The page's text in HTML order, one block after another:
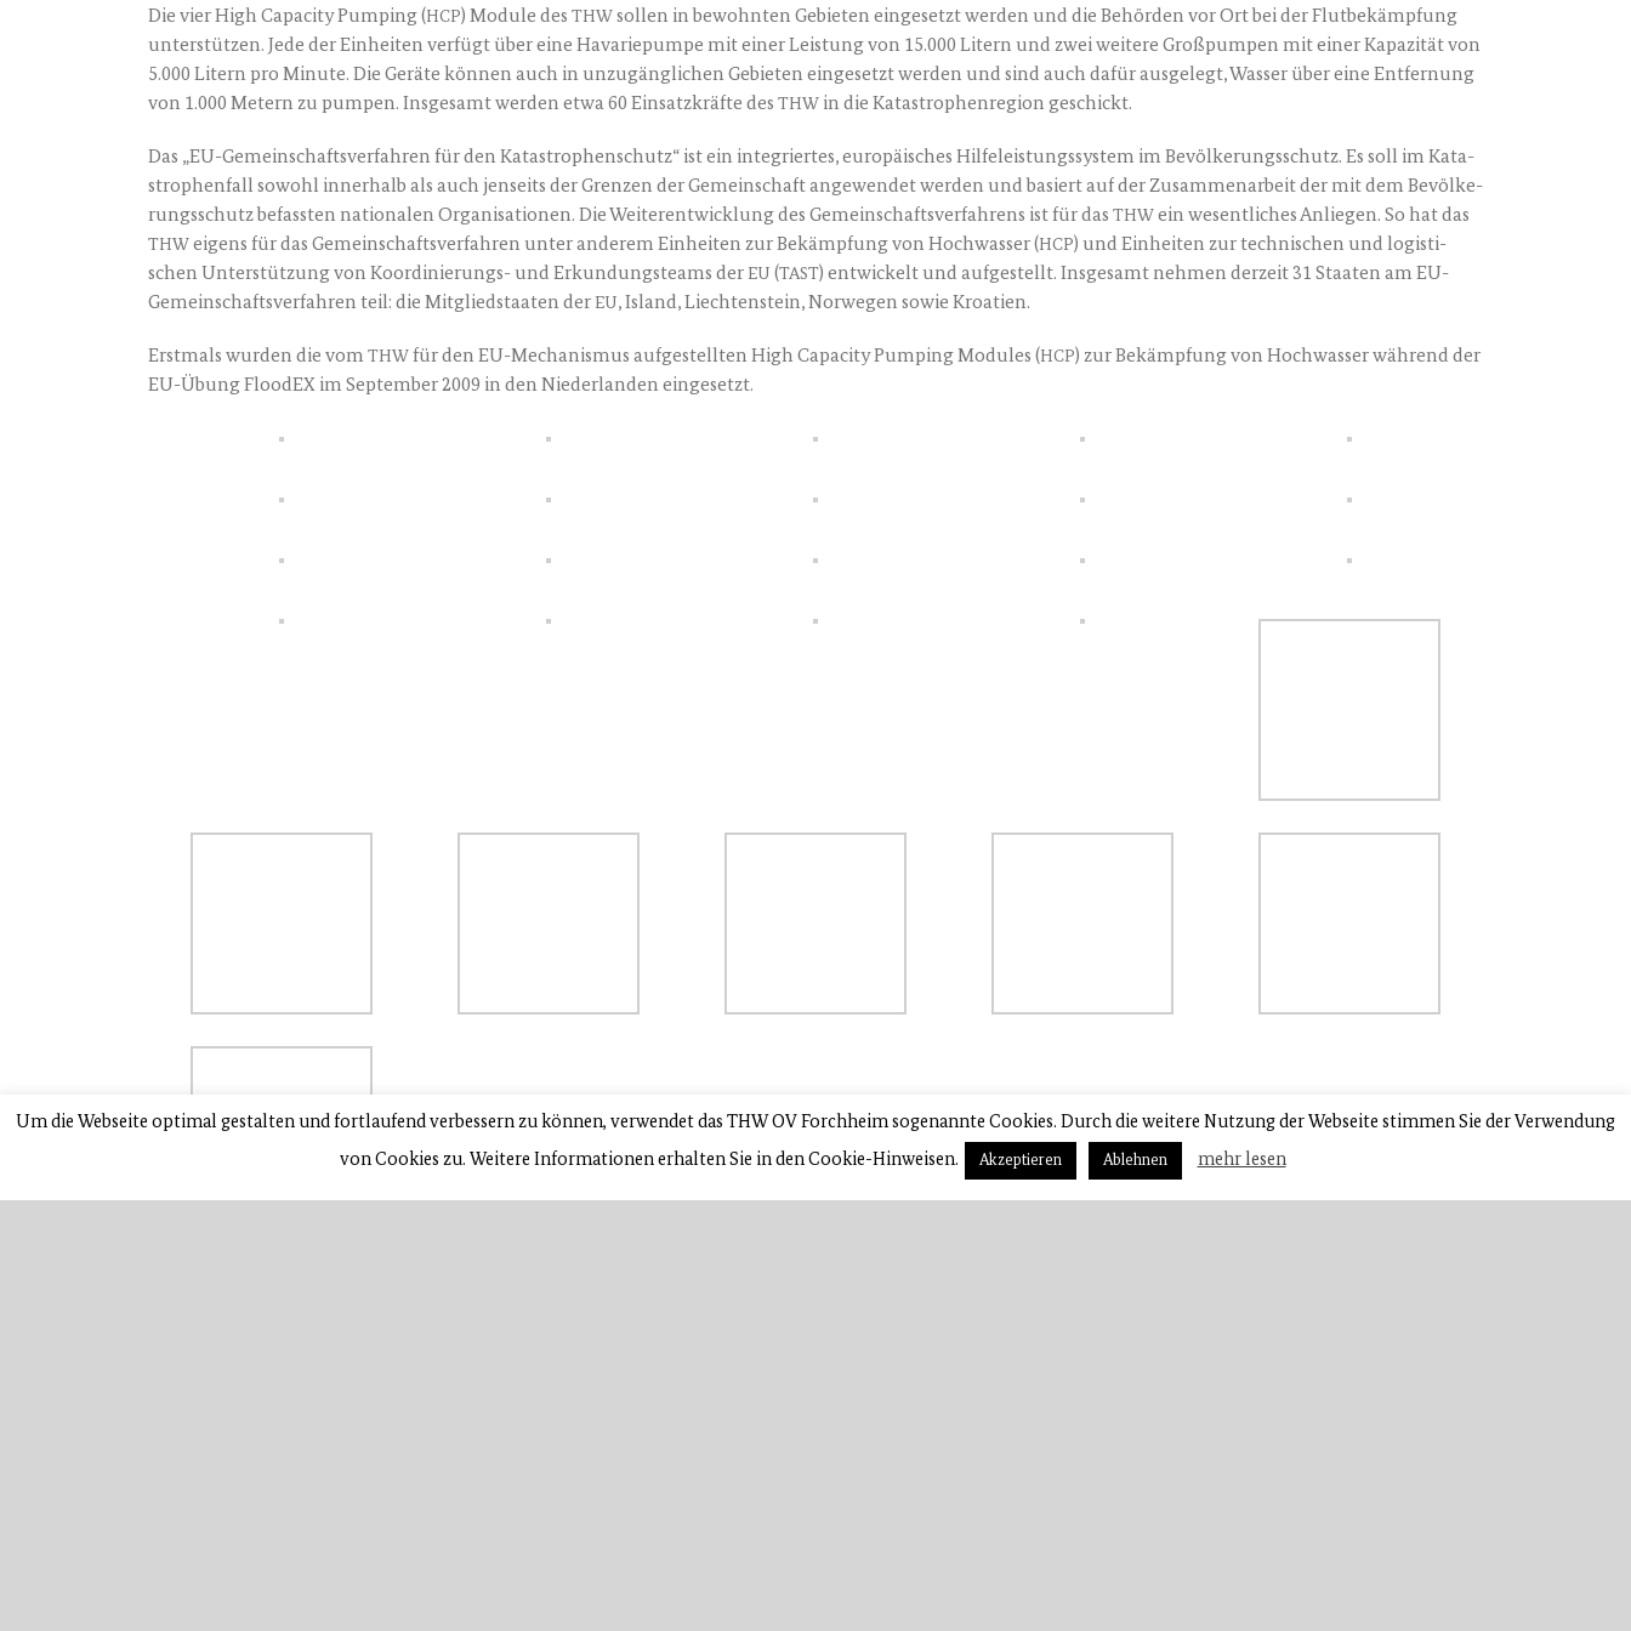
Die vier High Capa­ci­ty Pum­ping (HCP) Modu­le des THW sol­len in bewohn­ten Gebie­ten ein­ge­setzt wer­den und die Behör­den vor Ort bei der Flut­be­kämp­fung
unter­stüt­zen. Jede der Ein­hei­ten ver­fügt über eine Hava­rie­pum­pe mit einer Leis­tung von 15.000 Litern und zwei wei­te­re Groß­pum­pen mit einer Kapa­zi­tät von
5.000 Litern pro Minu­te. Die Gerä­te kön­nen auch in unzu­gäng­li­chen Gebie­ten ein­ge­setzt wer­den und sind auch dafür aus­ge­legt, Was­ser über eine Ent­fer­nung
von 1.000 Metern zu pum­pen. Ins­ge­samt wer­den etwa 60 Ein­satz­kräf­te des THW in die Kata­stro­phen­re­gi­on geschickt.
Das „EU-Gemein­schafts­ver­fah­ren für den Kata­stro­phen­schutz“ ist ein inte­grier­tes, euro­päi­sches Hil­fe­leis­tungs­sys­tem im Bevöl­ke­rungs­schutz. Es soll im Kata­
stro­phen­fall sowohl inner­halb als auch jen­seits der Gren­zen der Gemein­schaft ange­wen­det wer­den und basiert auf der Zusam­men­ar­beit der mit dem Bevöl­ke­
rungs­schutz befass­ten natio­na­len Orga­ni­sa­tio­nen. Die Wei­ter­ent­wick­lung des Gemein­schafts­ver­fah­rens ist für das THW ein wesent­li­ches Anlie­gen. So hat das
THW eigens für das Gemein­schafts­ver­fah­ren unter ande­rem Ein­hei­ten zur Bekämp­fung von Hoch­was­ser (HCP) und Ein­hei­ten zur tech­ni­schen und logis­ti­
schen Unter­stüt­zung von Koor­di­nie­rungs- und Erkun­dungs­teams der EU (TAST) ent­wi­ckelt und auf­ge­stellt. Ins­ge­samt neh­men der­zeit 31 Staa­ten am EU-
Gemein­schafts­ver­fah­ren teil: die Mit­glied­staa­ten der EU , Island, Liech­ten­stein, Nor­we­gen sowie Kroatien.
Erst­mals wur­den die vom THW für den EU-Mecha­nis­mus auf­ge­stell­ten High Capa­ci­ty Pum­ping Modu­les (HCP) zur Bekämp­fung von Hoch­was­ser wäh­rend der
EU-Übung Floo­dEX im Sep­tem­ber 2009 in den Nie­der­lan­den eingesetzt.
Um die Webseite optimal gestalten und fortlaufend verbessern zu können, verwendet das THW OV Forchheim sogenannte Cookies. Durch die weitere Nutzung der Webseite stimmen Sie der Verwendung
von Cookies zu. Weitere Informationen erhalten Sie in den Cookie-Hinweisen. Akzeptieren Ablehnen mehr lesen